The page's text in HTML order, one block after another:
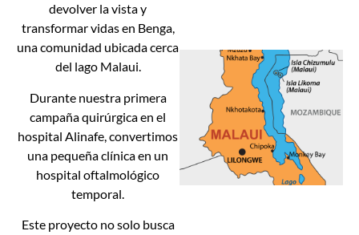
devolver la vista y
transformar vidas en Benga,
una comunidad ubicada cerca
del lago Malaui.
Durante nuestra primera
campaña quirúrgica en el
hospital Alinafe, convertimos
una pequeña clínica en un
hospital oftalmológico
temporal.
Este proyecto no solo busca